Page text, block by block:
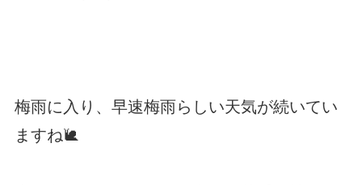
梅雨に入り、早速梅雨らしい天気が続いてい
ますね🐌